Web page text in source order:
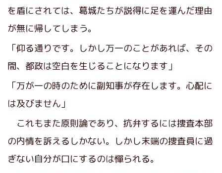
を盾にされては、葛城たちが説得に足を運んだ理由
が無に帰してしまう。
「仰る通りです。しかし万一のことがあれば、その
間、都政は空白を生じることになります」
「万が一の時のために副知事が存在します。心配に
は及びません」
これもまた原則論であり、抗弁するには捜査本部
の内情を訴えるしかない。しかし末端の捜査員に過
ぎない自分が口にするのは憚られる。